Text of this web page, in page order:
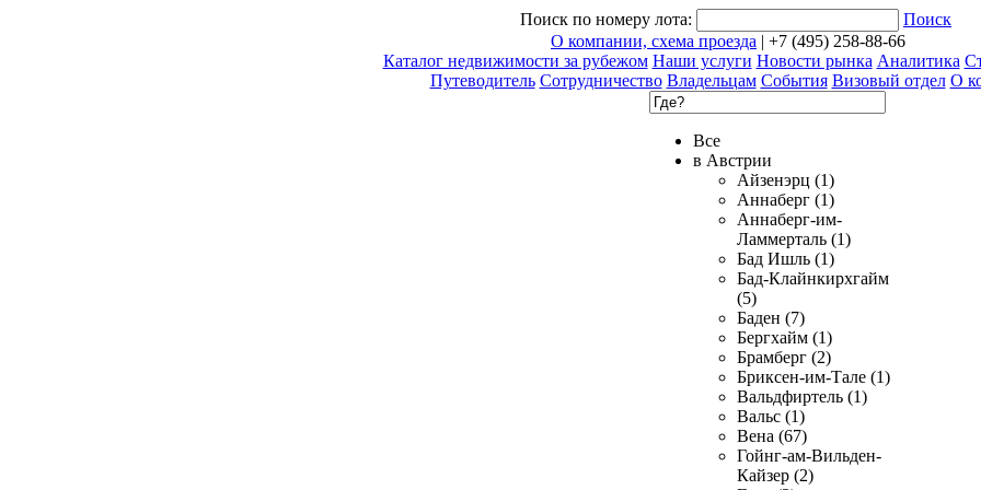
Поиск по номеру лота:
Поиск
О компании, схема проезда | +7 (495) 258-88-66
Каталог недвижимости за рубежом Наши услуги Новости рынка Аналитика
Путеводитель Сотрудничество Владельцам События Визовый отдел О
Все
в Австрии
Айзенэрц (1)
Аннаберг (1)
Аннаберг-им-
Ламмерталь (1)
Бад Ишль (1)
Бад-Клайнкирхгайм
(5)
Баден (7)
Бергхайм (1)
Брамберг (2)
Бриксен-им-Тале (1)
Вальдфиртель (1)
Вальс (1)
Вена (67)
Гойнг-ам-Вильден-
Кайзер (2)